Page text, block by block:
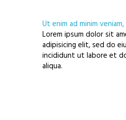
Ut enim ad minim
Lorem ipsum dolor sit
adipisicing elit, sed do
incididunt ut labore et
aliqua.